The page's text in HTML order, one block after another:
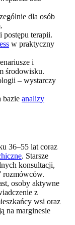
dla osób
postępu terapii.
w praktyczny
i
środowisku.
– wystarczy
bazie analizy
36–55 lat coraz
. Starsze
konsultacji,
rozmówców.
osoby aktywne
z
wsi oraz
na marginesie